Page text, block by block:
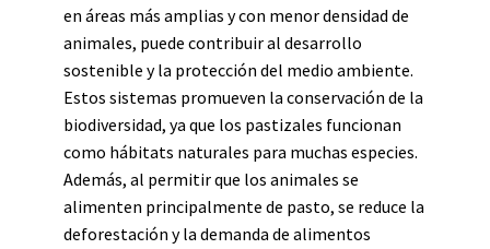
en áreas más amplias y con menor densidad de
animales, puede contribuir al desarrollo
sostenible y la protección del medio ambiente.
Estos sistemas promueven la conservación de la
biodiversidad, ya que los pastizales funcionan
como hábitats naturales para muchas especies.
Además, al permitir que los animales se
alimenten principalmente de pasto, se reduce la
deforestación y la demanda de alimentos